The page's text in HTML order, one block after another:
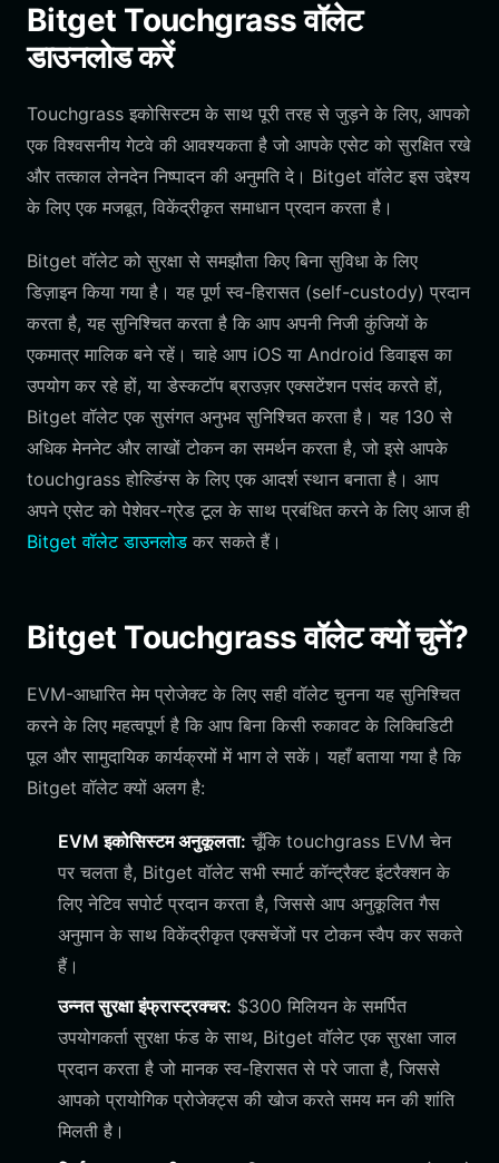
Bitget Touchgrass वॉलेट
डाउनलोड करें
Touchgrass इकोसिस्टम के साथ पूरी तरह से जुड़ने के लिए, आपको
एक विश्वसनीय गेटवे की आवश्यकता है जो आपके एसेट को सुरक्षित रखे
और तत्काल लेनदेन निष्पादन की अनुमति दे। Bitget वॉलेट इस उद्देश्य
के लिए एक मजबूत, विकेंद्रीकृत समाधान प्रदान करता है।
Bitget वॉलेट को सुरक्षा से समझौता किए बिना सुविधा के लिए
डिज़ाइन किया गया है। यह पूर्ण स्व-हिरासत (self-custody) प्रदान
करता है, यह सुनिश्चित करता है कि आप अपनी निजी कुंजियों के
एकमात्र मालिक बने रहें। चाहे आप iOS या Android डिवाइस का
उपयोग कर रहे हों, या डेस्कटॉप ब्राउज़र एक्सटेंशन पसंद करते हों,
Bitget वॉलेट एक सुसंगत अनुभव सुनिश्चित करता है। यह 130 से
अधिक मेननेट और लाखों टोकन का समर्थन करता है, जो इसे आपके
touchgrass होल्डिंग्स के लिए एक आदर्श स्थान बनाता है। आप
अपने एसेट को पेशेवर-ग्रेड टूल के साथ प्रबंधित करने के लिए आज ही
Bitget वॉलेट डाउनलोड कर सकते हैं।
Bitget Touchgrass वॉलेट क्यों चुनें?
EVM-आधारित मेम प्रोजेक्ट के लिए सही वॉलेट चुनना यह सुनिश्चित
करने के लिए महत्वपूर्ण है कि आप बिना किसी रुकावट के लिक्विडिटी
पूल और सामुदायिक कार्यक्रमों में भाग ले सकें। यहाँ बताया गया है कि
Bitget वॉलेट क्यों अलग है:
EVM इकोसिस्टम अनुकूलता: चूँकि touchgrass EVM चेन
पर चलता है, Bitget वॉलेट सभी स्मार्ट कॉन्ट्रैक्ट इंटरैक्शन के
लिए नेटिव सपोर्ट प्रदान करता है, जिससे आप अनुकूलित गैस
अनुमान के साथ विकेंद्रीकृत एक्सचेंजों पर टोकन स्वैप कर सकते
हैं।
उन्नत सुरक्षा इंफ्रास्ट्रक्चर: $300 मिलियन के समर्पित
उपयोगकर्ता सुरक्षा फंड के साथ, Bitget वॉलेट एक सुरक्षा जाल
प्रदान करता है जो मानक स्व-हिरासत से परे जाता है, जिससे
आपको प्रायोगिक प्रोजेक्ट्स की खोज करते समय मन की शांति
मिलती है।